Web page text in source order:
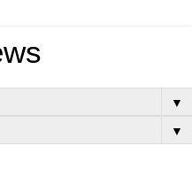
▼
▼